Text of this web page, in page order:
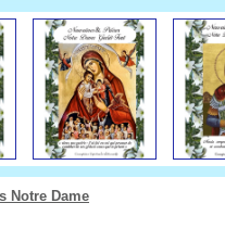
Notre Dame